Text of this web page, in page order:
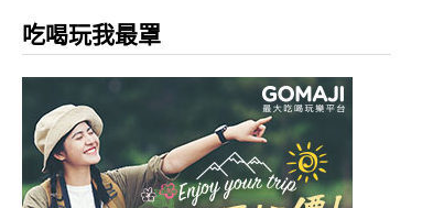
吃喝玩我最罩